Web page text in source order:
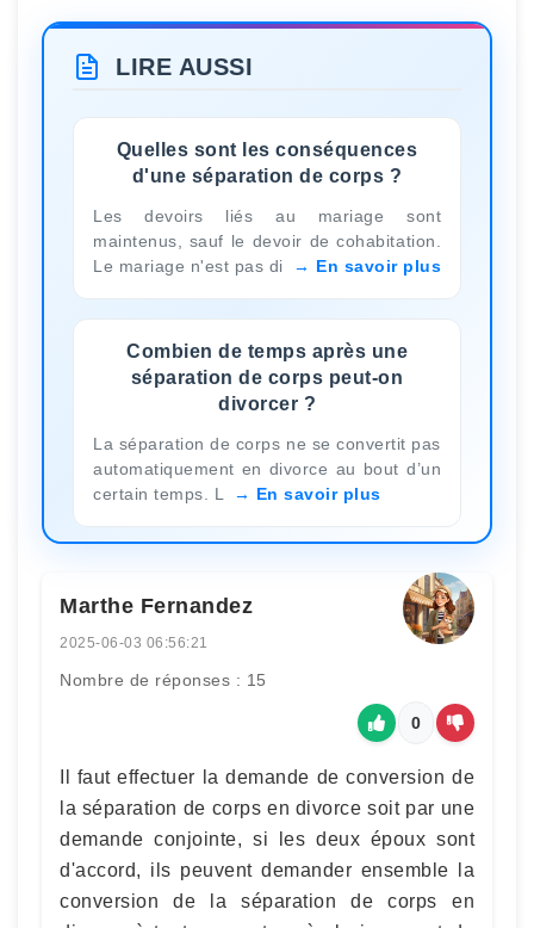
LIRE AUSSI
Quelles sont les conséquences
d'une séparation de corps ?
Les devoirs liés au mariage sont
maintenus, sauf le devoir de cohabitation.
Le mariage n'est pas di
En savoir plus
Combien de temps après une
séparation de corps peut-on
divorcer ?
La séparation de corps ne se convertit pas
automatiquement en divorce au bout d’un
certain temps. L
En savoir plus
Marthe Fernandez
2025-06-03 06:56:21
Nombre de réponses : 15
0
Il faut effectuer la demande de conversion de
la séparation de corps en divorce soit par une
demande conjointe, si les deux époux sont
d'accord, ils peuvent demander ensemble la
conversion de la séparation de corps en